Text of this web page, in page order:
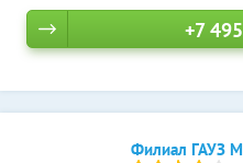
+7
Филиал ГАУЗ